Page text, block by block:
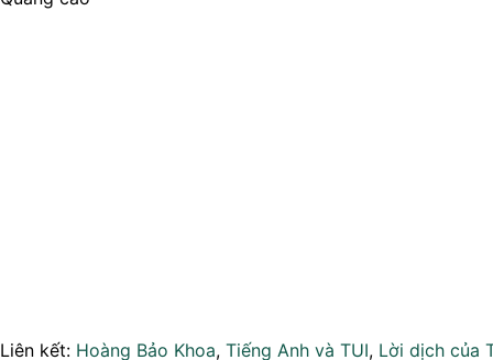
Liên kết: Hoàng Bảo Khoa, Tiếng Anh và TUI, Lời dịch của